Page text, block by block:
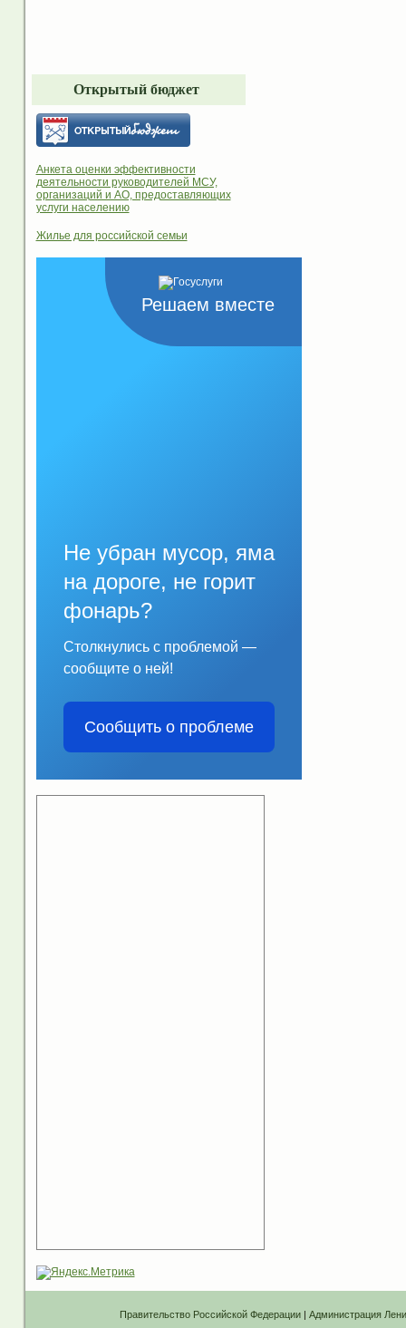
Открытый бюджет
Анкета оценки эффективности
деятельности руководителей МСУ,
организаций и АО, предоставляющих
услуги населению
Жилье для российской семьи
Решаем вместе
Не убран мусор, яма
на дороге, не горит
фонарь?
Столкнулись с проблемой —
сообщите о ней!
Сообщить о проблеме
Правительство Российской Федерации| Администрация